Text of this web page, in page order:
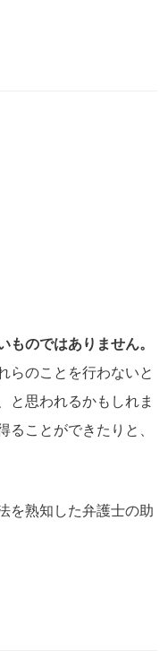
のではありません。
らのことを行わないと
と思われるかもしれま
ことができたりと、
を熟知した弁護士の助